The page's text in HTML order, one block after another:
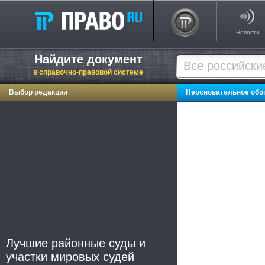
Новости
Найдите документ
в справочно-правовой системе
Выбор редакции
Лучшие районные суды и
участки мировых судей
Неосновательное